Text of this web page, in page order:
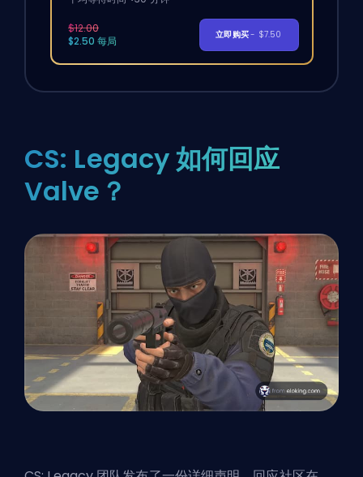
$12.00
$2.50 每局
立即购买- $7.50
CS: Legacy 如何回应
Valve？